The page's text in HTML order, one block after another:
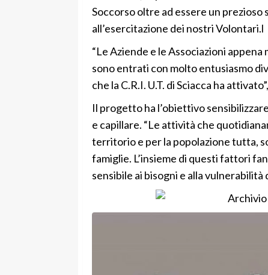
Soccorso oltre ad essere un
all’esercitazione dei nostri Volontari.l
“Le Aziende e le Associazioni
sono entrati con molto entusiasmo
che la C.R.I. U.T. di Sciacca ha
Il progetto ha l’obiettivo
e capillare. “Le attività che
territorio e per la popolazione tutta,
famiglie. L’insieme di questi fattori
sensibile ai bisogni e alla vulnerabilità